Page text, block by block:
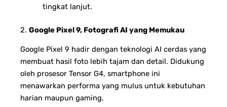
tingkat lanjut.
2. Google Pixel 9, Fotografi AI yang Memukau
Google Pixel 9 hadir dengan teknologi AI cerdas yang
membuat hasil foto lebih tajam dan detail. Didukung
oleh prosesor Tensor G4, smartphone ini
menawarkan performa yang mulus untuk kebutuhan
harian maupun gaming.